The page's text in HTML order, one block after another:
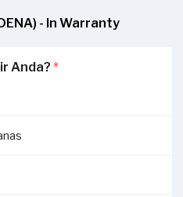
- In Warranty
Anda? *